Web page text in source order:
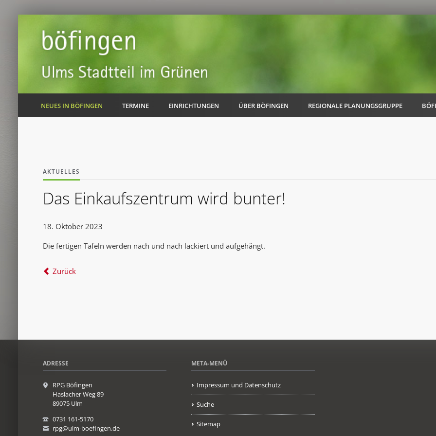
NEUES IN BÖFINGEN TERMINE EINRICHTUNGEN ÜBER BÖFINGEN REGIONALE PLANUNGSGRUPPE
AKTUELLES
Das Einkaufszentrum wird bunter!
18. Oktober 2023
Die fertigen Tafeln werden nach und nach lackiert und aufgehängt.
Zurück
ADRESSE
RPG Böfingen
Haslacher Weg 89
89075 Ulm
0731 161-5170
rpg@ulm-boefingen.de
META-MENÜ
Impressum und Datenschutz
Suche
Sitemap